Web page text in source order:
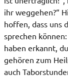
ihr weggehen?“
hoffen, dass uns
sprechen
haben erkannt,
gehören zum
auch